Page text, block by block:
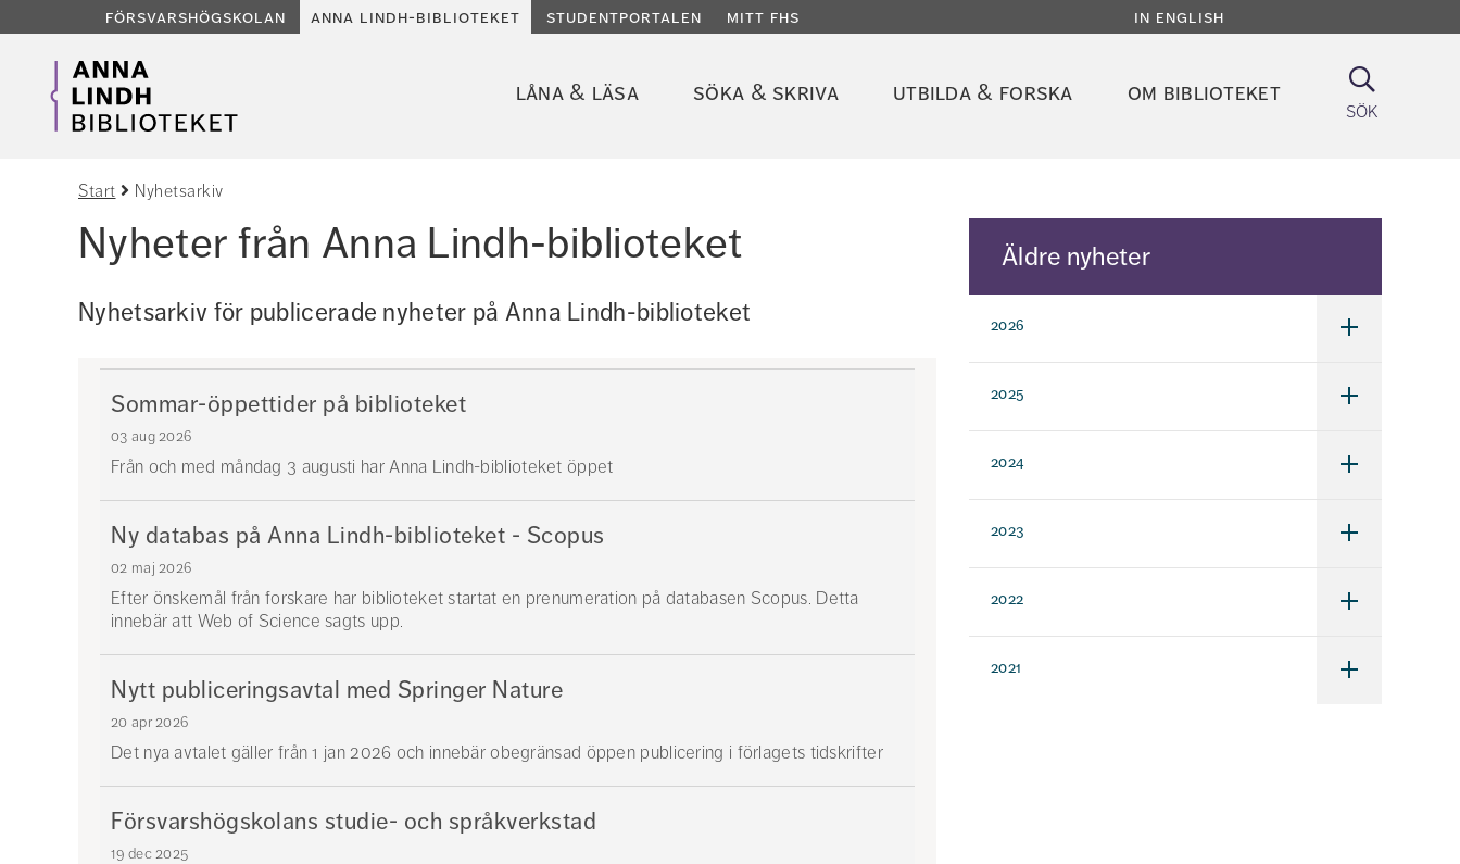
försvarshögskolan anna lindh-biblioteket studentportalen mitt fhs in english
låna & läsa söka & skriva utbilda & forska om biblioteket
sök
Sök
Start Nyhetsarkiv
Nyheter från Anna Lindh-biblioteket
Nyhetsarkiv för publicerade nyheter på Anna Lindh-biblioteket
Sommar-öppettider på biblioteket
03 aug 2026
Från och med måndag 3 augusti har Anna Lindh-biblioteket öppet
Ny databas på Anna Lindh-biblioteket - Scopus
02 maj 2026
Efter önskemål från forskare har biblioteket startat en prenumeration på databasen Scopus. Detta
innebär att Web of Science sagts upp.
Nytt publiceringsavtal med Springer Nature
20 apr 2026
Det nya avtalet gäller från 1 jan 2026 och innebär obegränsad öppen publicering i förlagets tidskrifter
Försvarshögskolans studie- och språkverkstad
19 dec 2025
Äldre nyheter
2026
Undermeny
2025
Undermeny
2024
Undermeny
2023
Undermeny
2022
Undermeny
2021
Undermeny